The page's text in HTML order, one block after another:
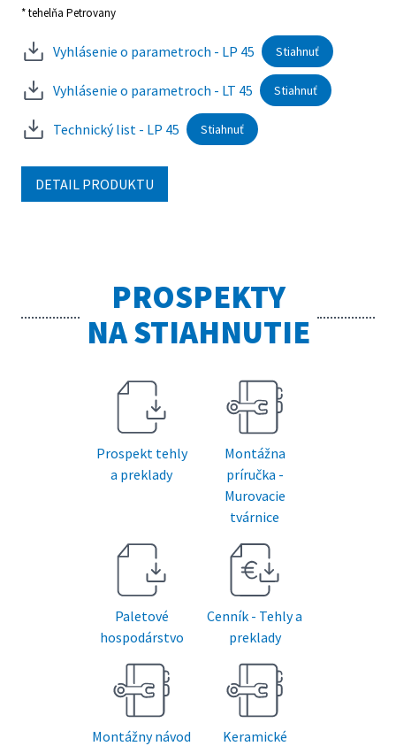
* tehelňa Petrovany
Vyhlásenie o parametroch - LP 45 Stiahnuť
Vyhlásenie o parametroch - LT 45 Stiahnuť
Technický list - LP 45 Stiahnuť
DETAIL PRODUKTU
PROSPEKTY
NA STIAHNUTIE
Prospekt tehly
a preklady
Montážna
príručka -
Murovacie
tvárnice
Paletové
hospodárstvo
Cenník - Tehly a
preklady
Montážny návod
Keramické